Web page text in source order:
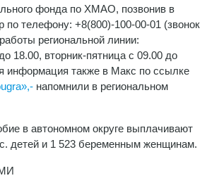
фонда по ХМАО, позвонив в
по телефону: +8(800)-100-00-01 (звонок
региональной линии:
18.00, вторник-пятница с 09.00 до
информация также в Макс по ссылке
напомнили в региональном
в автономном округе выплачивают
детей и 1 523 беременным женщинам.